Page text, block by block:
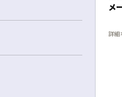
メ
詳細